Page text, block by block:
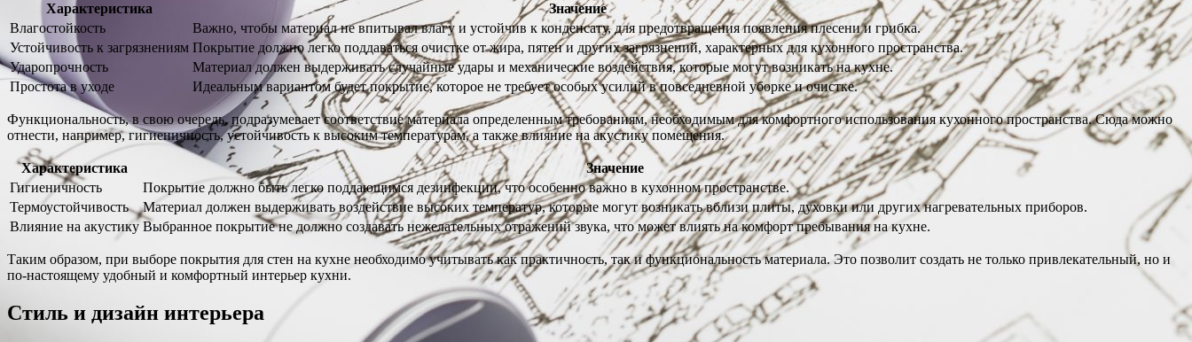
Характеристика
Значение
Влагостойкость
Важно, чтобы материал не впитывал влагу и устойчив к конденсату, для предотвращения появления плесени и грибка.
Устойчивость к загрязнениям Покрытие должно легко поддаваться очистке от жира, пятен и других загрязнений, характерных для кухонного пространства.
Ударопрочность
Материал должен выдерживать случайные удары и механические воздействия, которые могут возникать на кухне.
Простота в уходе
Идеальным вариантом будет покрытие, которое не требует особых усилий в повседневной уборке и очистке.
Функциональность, в свою очередь, подразумевает соответствие материала определенным требованиям, необходимым для комфортного использования кухонного пространства. Сюда можно
отнести, например, гигиеничность, устойчивость к высоким температурам, а также влияние на акустику помещения.
Характеристика
Значение
Гигиеничность
Покрытие должно быть легко поддающимся дезинфекции, что особенно важно в кухонном пространстве.
Термоустойчивость
Материал должен выдерживать воздействие высоких температур, которые могут возникать вблизи плиты, духовки или других нагревательных приборов.
Влияние на акустику Выбранное покрытие не должно создавать нежелательных отражений звука, что может влиять на комфорт пребывания на кухне.
Таким образом, при выборе покрытия для стен на кухне необходимо учитывать как практичность, так и функциональность материала. Это позволит создать не только привлекательный, но и
по-настоящему удобный и комфортный интерьер кухни.
Стиль и дизайн интерьера